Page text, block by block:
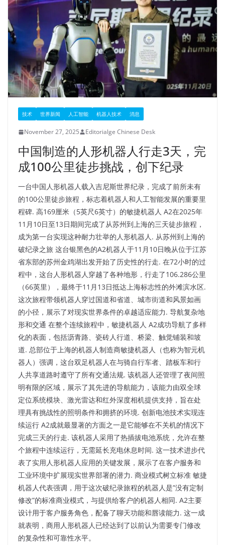
技术 世界新闻 人工智能 机器人技术 消息
November 27, 2025 Editorialge Chinese Desk
中国制造的人形机器人行走3天，完
成100公里徒步挑战，创下纪录
一台中国人形机器人载入吉尼斯世界纪录，完成了前所未有
的100公里徒步旅程，标志着机器人和人工智能发展的重要里
程碑. 高169厘米（5英尺6英寸）的敏捷机器人 A2在2025年
11月10日至13日期间完成了从苏州到上海的三天徒步旅程，
成为第一台实现这种耐力壮举的人形机器人.​​ 从苏州到上海的
破纪录之旅 这台银黑色的A2机器人于11月10日晚从位于江苏
省东部的苏州金鸡湖出发开始了历史性的行走. 在72小时的过
程中，这台人形机器人穿越了各种地形，行走了106.286公里
（66英里），最终于11月13日抵达上海标志性的外滩滨水区.
这次旅程带领机器人穿过国道和省道、城市街道和风景如画
的小径，展示了对现实世界条件的卓越适应能力.​ 导航复杂地
形和交通 在整个连续旅程中，敏捷机器人 A2成功导航了多样
化的表面，包括沥青路、瓷砖人行道、桥梁、触觉铺装和坡
道. 总部位于上海的机器人制造商敏捷机器人（也称为智元机
器人）强调，这台双足机器人在与骑自行车者、踏板车和行
人共享道路时遵守了所有交通法规. 该机器人还管理了夜间照
明有限的区域，展示了其先进的导航能力，该能力由双全球
定位系统模块、激光雷达和红外深度相机提供支持，旨在处
理具有挑战性的照明条件和拥挤的环境.​ 创新电池技术实现连
续运行 A2成就最显著的方面之一是它能够在不关机的情况下
完成三天的行走. 该机器人采用了热插拔电池系统，允许在整
个旅程中连续运行，无需延长充电休息时间. 这一技术进步代
表了实用人形机器人应用的关键发展，展示了在客户服务和
工业环境中扩展现实世界部署的潜力.​ 商业模式树立标准 敏捷
机器人代表强调，用于这次破纪录旅程的机器人是”没有定制
修改”的标准商业模式，与提供给客户的机器人相同. A2主要
设计用于客户服务角色，配备了聊天功能和唇读能力. 这一成
就表明，商用人形机器人已经达到了以前认为需要专门修改
的复杂性和可靠性水平。​